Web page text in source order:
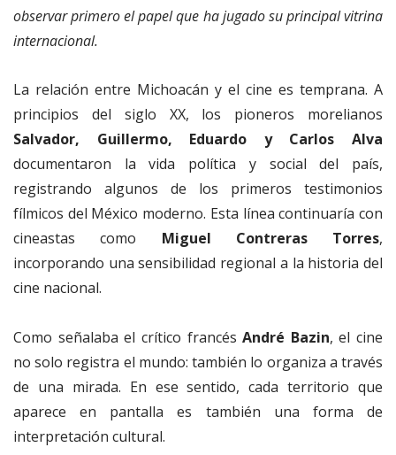
observar primero el papel que ha jugado su principal vitrina
internacional.
La relación entre Michoacán y el cine es temprana. A
principios del siglo XX, los pioneros morelianos
Salvador, Guillermo, Eduardo y Carlos Alva
documentaron la vida política y social del país,
registrando algunos de los primeros testimonios
fílmicos del México moderno. Esta línea continuaría con
cineastas como Miguel Contreras Torres,
incorporando una sensibilidad regional a la historia del
cine nacional.
Como señalaba el crítico francésAndré Bazin, el cine
no solo registra el mundo: también lo organiza a través
de una mirada. En ese sentido, cada territorio que
aparece en pantalla es también una forma de
interpretación cultural.